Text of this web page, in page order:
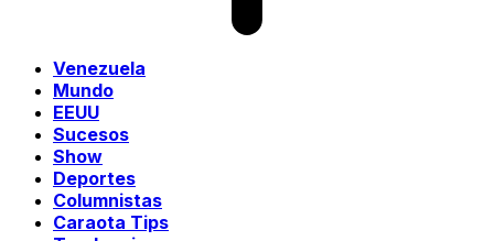
Venezuela
Mundo
EEUU
Sucesos
Show
Deportes
Columnistas
Caraota Tips